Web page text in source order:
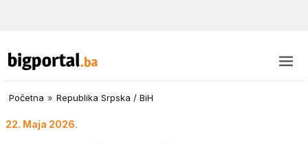
Početna » Republika Srpska / BiH
22. Maja 2026.